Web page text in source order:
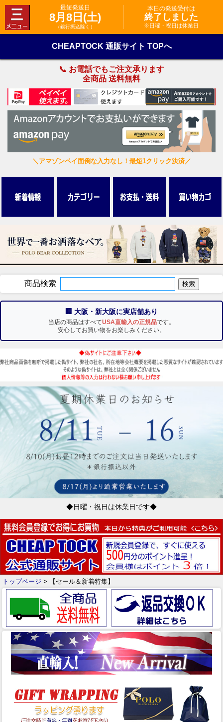
最短発送日
8月8日(土)
（銀行振込除く）
本日の発送受付は
終了しました
※日曜・祝日は休業日
CHEAPTOCK 通販サイト TOPへ
📞 お電話でもご注文承ります
全商品 送料無料
＼アマゾンペイ面倒な入力なし！最短1クリック決済／
商品検索
🏢 大阪・新大阪に実店舗あり
当店の商品はすべてUSA直輸入の正規品です。
安心してお買い物をお楽しみください。
◆日曜・祝日は休業日です◆
トップページ > 【セール＆新着特集】